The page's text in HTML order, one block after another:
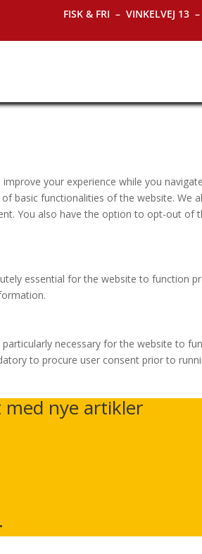
FISK & FRI – VINKELVEJ 13
your experience while you
basic functionalities of the website. We
You also have the option to opt-out of
essential for the website to function
necessary for the website to
to procure user consent prior to
nye artikler